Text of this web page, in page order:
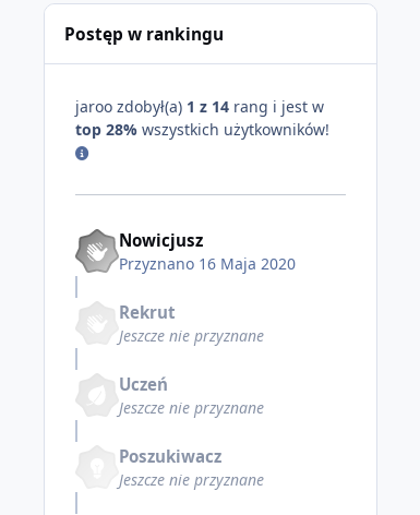
Postęp w rankingu
jaroo zdobył(a) 1 z 14 rang i jest w
top 28% wszystkich użytkowników!
Nowicjusz
Przyznano 16 Maja 2020
Rekrut
Jeszcze nie przyznane
Uczeń
Jeszcze nie przyznane
Poszukiwacz
Jeszcze nie przyznane